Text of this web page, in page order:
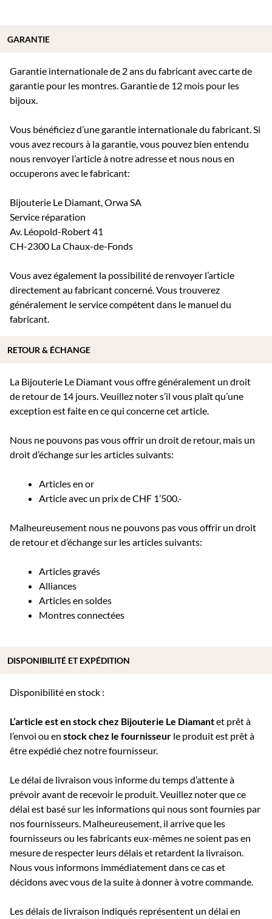
Garantie internationale de 2 ans du fabricant avec carte de
garantie pour les montres. Garantie de 12 mois pour les
bijoux.
Vous bénéficiez d’une garantie internationale du fabricant. Si
vous avez recours à la garantie, vous pouvez bien entendu
nous renvoyer l’article à notre adresse et nous nous en
occuperons avec le fabricant:
Bijouterie Le Diamant, Orwa SA
Service réparation
Av. Léopold-Robert 41
CH-2300 La Chaux-de-Fonds
Vous avez également la possibilité de renvoyer l’article
directement au fabricant concerné. Vous trouverez
généralement le service compétent dans le manuel du
fabricant.
La Bijouterie Le Diamant vous offre généralement un droit
de retour de 14 jours. Veuillez noter s’il vous plaît qu’une
exception est faite en ce qui concerne cet article.
Nous ne pouvons pas vous offrir un droit de retour, mais un
droit d’échange sur les articles suivants:
Articles en or
Article avec un prix de CHF 1’500.-
Malheureusement nous ne pouvons pas vous offrir un droit
de retour et d’échange sur les articles suivants:
Articles gravés
Alliances
Articles en soldes
Montres connectées
Disponibilité en stock :
L’article est en stock chez Bijouterie Le Diamantet prêt à
l’envoi ou en stock chez le fournisseur le produit est prêt à
être expédié chez notre fournisseur.
Le délai de livraison vous informe du temps d’attente à
prévoir avant de recevoir le produit. Veuillez noter que ce
délai est basé sur les informations qui nous sont fournies par
nos fournisseurs. Malheureusement, il arrive que les
fournisseurs ou les fabricants eux-mêmes ne soient pas en
mesure de respecter leurs délais et retardent la livraison.
Nous vous informons immédiatement dans ce cas et
décidons avec vous de la suite à donner à votre commande.
Les délais de livraison indiqués représentent un délai en
GARANTIE
RETOUR & ÉCHANGE
DISPONIBILITÉ ET EXPÉDITION